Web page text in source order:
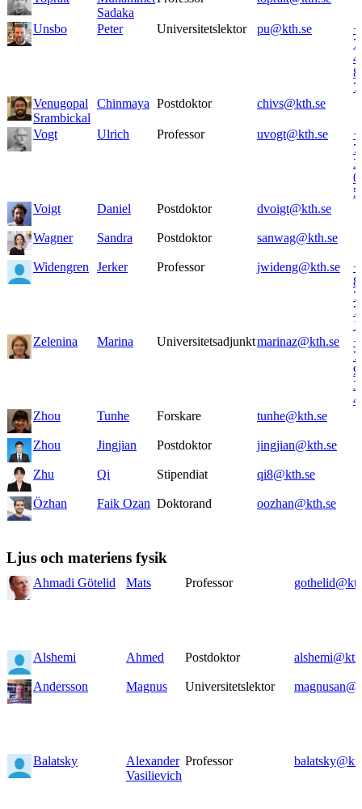
Sadaka
Unsbo Peter Universitetslektor pu@kth.se
Venugopal
Srambickal
Chinmaya Postdoktor chivs@kth.se
Vogt Ulrich Professor uvogt@kth.se
Voigt
Daniel Postdoktor dvoigt@kth.se
Wagner Sandra Postdoktor sanwag@kth.se
Widengren Jerker Professor jwideng@kth.se
8
Zelenina
Marina Universitetsadjunktmarinaz@kth.se
Zhou
Tunhe Forskare tunhe@kth.se
Zhou Jingjian Postdoktor jingjian@kth.se
Zhu Qi Stipendiat qi8@kth.se
Özhan Faik Ozan Doktorand oozhan@kth.se
Ljus och materiens fysik
Ahmadi Götelid Mats Professor
Alshemi Ahmed Postdoktor
Andersson Magnus Universitetslektor
Balatsky
Alexander
Vasilievich
Professor